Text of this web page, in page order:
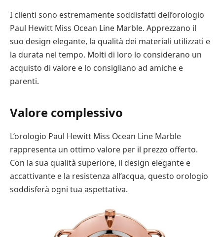
I clienti sono estremamente soddisfatti dell’orologio
Paul Hewitt Miss Ocean Line Marble. Apprezzano il
suo design elegante, la qualità dei materiali utilizzati e
la durata nel tempo. Molti di loro lo considerano un
acquisto di valore e lo consigliano ad amiche e
parenti.
Valore complessivo
L’orologio Paul Hewitt Miss Ocean Line Marble
rappresenta un ottimo valore per il prezzo offerto.
Con la sua qualità superiore, il design elegante e
accattivante e la resistenza all’acqua, questo orologio
soddisferà ogni tua aspettativa.